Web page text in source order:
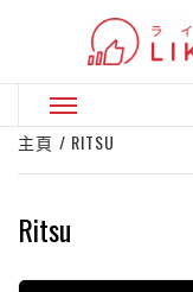
Primary
Menu
主頁 RITSU
Ritsu